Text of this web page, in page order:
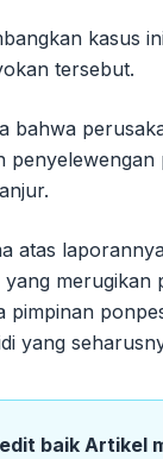
kasus
tersebut.
bahwa
atas
pimpinan
yang
baik Artikel